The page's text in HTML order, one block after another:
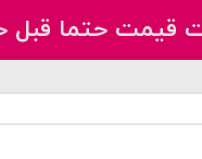
قیمت حتما قبل